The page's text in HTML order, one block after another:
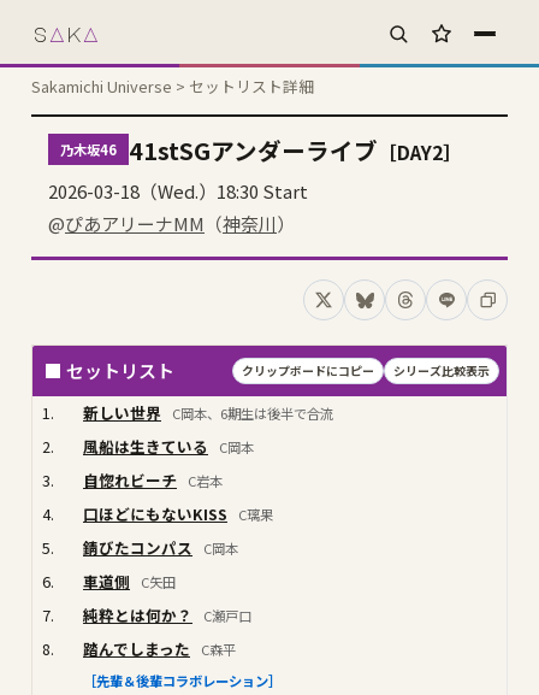
s A kA
お気に入り
Sakamichi Universe > セットリスト詳細
乃木坂46 41stSGアンダーライブ ［DAY2］
2026-03-18（Wed.）18:30 Start
@ぴあアリーナMM （神奈川）
XでシェアBlueskyでシェア
Threadsでシェア
LINEでシェ
コピー
■ セットリスト クリップボードにコピー シリーズ比較表示
1. 新しい世界 C岡本、6期生は後半で合流
2. 風船は生きている C岡本
3. 自惚れビーチ C岩本
4. 口ほどにもないKISS C璃果
5. 錆びたコンパス C岡本
6. 車道側 C矢田
7. 純粋とは何か？ C瀬戸口
8. 踏んでしまった C森平
［先輩＆後輩コラボレーション］